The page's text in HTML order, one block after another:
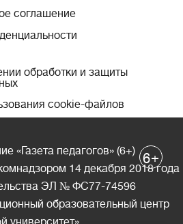
соглашение
обработки и защиты
cookie-файлов
«Газета педагогов» (6+)
14 декабря 2018 года
ЭЛ № ФС77-74596
образовательный центр
6+